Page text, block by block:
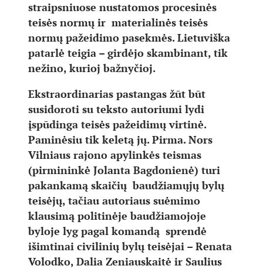
straipsniuose nustatomos procesinės
teisės normų ir materialinės teisės
normų pažeidimo pasekmės. Lietuviška
patarlė teigia – girdėjo skambinant, tik
nežino, kurioj bažnyčioj.
Ekstraordinarias pastangas žūt būt
susidoroti su teksto autoriumi lydi
įspūdinga teisės pažeidimų virtinė.
Paminėsiu tik keletą jų. Pirma. Nors
Vilniaus rajono apylinkės teismas
(pirmininkė Jolanta Bagdonienė) turi
pakankamą skaičių baudžiamųjų bylų
teisėjų, tačiau autoriaus suėmimo
klausimą politinėje baudžiamojoje
byloje lyg pagal komandą sprendė
išimtinai civilinių bylų teisėjai – Renata
Volodko, Dalia Zeniauskaitė ir Saulius